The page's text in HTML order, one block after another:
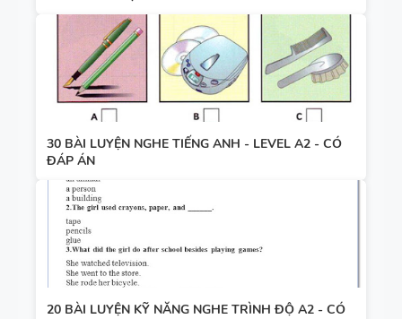
30 BÀI LUYỆN NGHE TIẾNG ANH - LEVEL A2 - CÓ
ĐÁP ÁN
20 BÀI LUYỆN KỸ NĂNG NGHE TRÌNH ĐỘ A2 - CÓ